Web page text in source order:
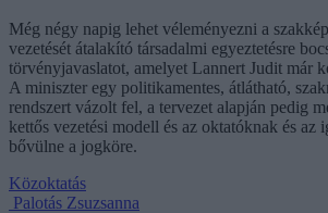
Még négy napig lehet véleményezni a
vezetését átalakító társadalmi egyeztetésre
törvényjavaslatot, amelyet Lannert Judit már
A miniszter egy politikamentes, átlátható,
rendszert vázolt fel, a tervezet alapján pedig
kettős vezetési modell és az oktatóknak és az
bővülne a jogköre.
Közoktatás
Palotás Zsuzsanna